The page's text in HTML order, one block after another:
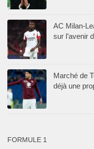
AC Milan-
sur l’avenir
Marché de
déjà une
FORMULE 1